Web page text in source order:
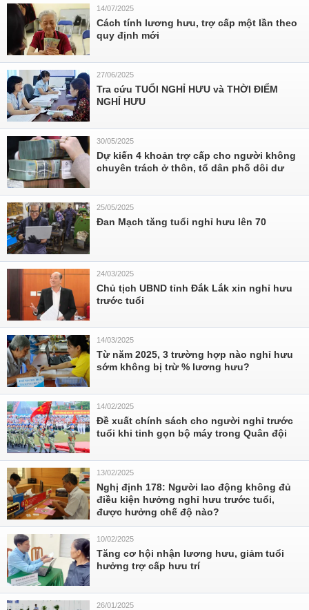
14/07/2025
Cách tính lương hưu, trợ cấp một lần theo
quy định mới
27/06/2025
Tra cứu TUỔI NGHỈ HƯU và THỜI ĐIỂM
NGHỈ HƯU
30/05/2025
Dự kiến 4 khoản trợ cấp cho người không
chuyên trách ở thôn, tổ dân phố dôi dư
25/05/2025
Đan Mạch tăng tuổi nghỉ hưu lên 70
24/03/2025
Chủ tịch UBND tỉnh Đắk Lắk xin nghỉ hưu
trước tuổi
14/03/2025
Từ năm 2025, 3 trường hợp nào nghỉ hưu
sớm không bị trừ % lương hưu?
14/02/2025
Đề xuất chính sách cho người nghỉ trước
tuổi khi tinh gọn bộ máy trong Quân đội
13/02/2025
Nghị định 178: Người lao động không đủ
điều kiện hưởng nghỉ hưu trước tuổi,
được hưởng chế độ nào?
10/02/2025
Tăng cơ hội nhận lương hưu, giảm tuổi
hưởng trợ cấp hưu trí
26/01/2025